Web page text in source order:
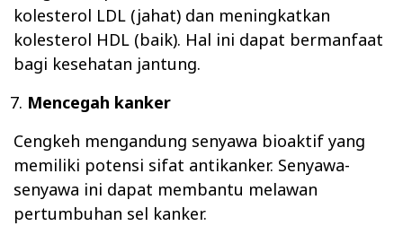
kolesterol LDL (jahat) dan meningkatkan
kolesterol HDL (baik). Hal ini dapat bermanfaat
bagi kesehatan jantung.
Mencegah kanker
Cengkeh mengandung senyawa bioaktif yang
memiliki potensi sifat antikanker. Senyawa-
senyawa ini dapat membantu melawan
pertumbuhan sel kanker.